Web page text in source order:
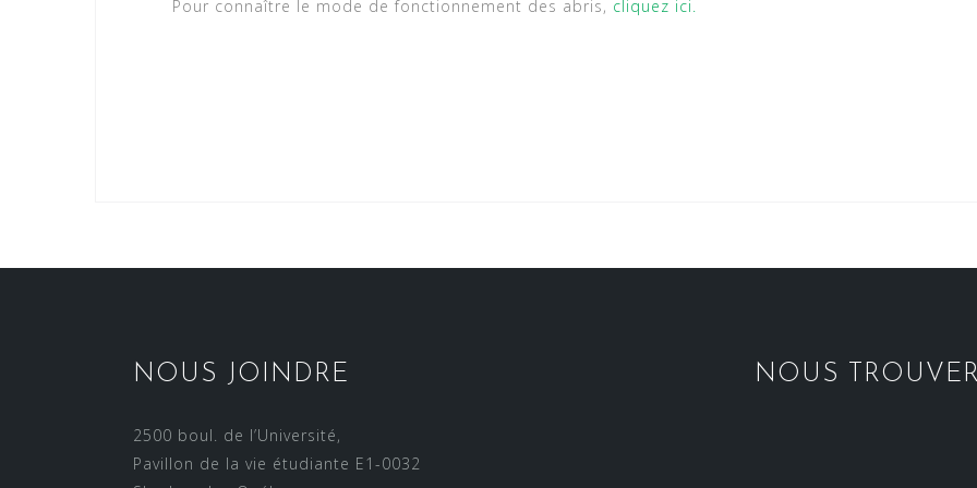
Pour connaître le mode de fonctionnement des abris, cliquez ici.
NOUS JOINDRE
2500 boul. de l’Université,
Pavillon de la vie étudiante E1-0032
NOUS